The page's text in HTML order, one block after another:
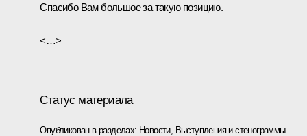
Спасибо Вам большое за такую позицию.
<…>
Статус материала
Опубликован в разделах: Новости, Выступления и стенограммы